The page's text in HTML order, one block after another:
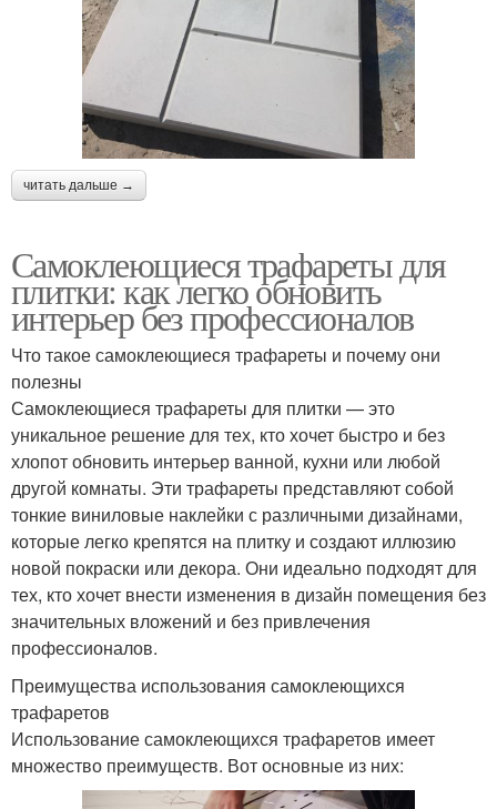
читать дальше →
Самоклеющиеся трафареты для
плитки: как легко обновить
интерьер без профессионалов
Что такое самоклеющиеся трафареты и почему они
полезны
Самоклеющиеся трафареты для плитки — это
уникальное решение для тех, кто хочет быстро и без
хлопот обновить интерьер ванной, кухни или любой
другой комнаты. Эти трафареты представляют собой
тонкие виниловые наклейки с различными дизайнами,
которые легко крепятся на плитку и создают иллюзию
новой покраски или декора. Они идеально подходят для
тех, кто хочет внести изменения в дизайн помещения без
значительных вложений и без привлечения
профессионалов.
Преимущества использования самоклеющихся
трафаретов
Использование самоклеющихся трафаретов имеет
множество преимуществ. Вот основные из них: